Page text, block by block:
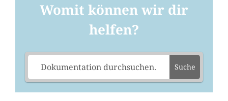
Womit können wir dir
helfen?
Suche